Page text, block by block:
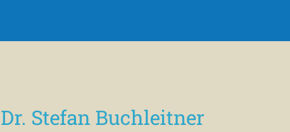
Dr. Stefan Buchleitner